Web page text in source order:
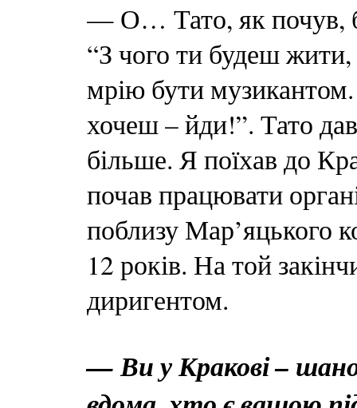
— О… Тато, як почув,
“З чого ти будеш
мрію бути
хочеш – йди!”. Тато
більше. Я поїхав до
почав працювати
поблизу Мар’яцького
12 років. На той
диригентом.
— Ви у Кракові –